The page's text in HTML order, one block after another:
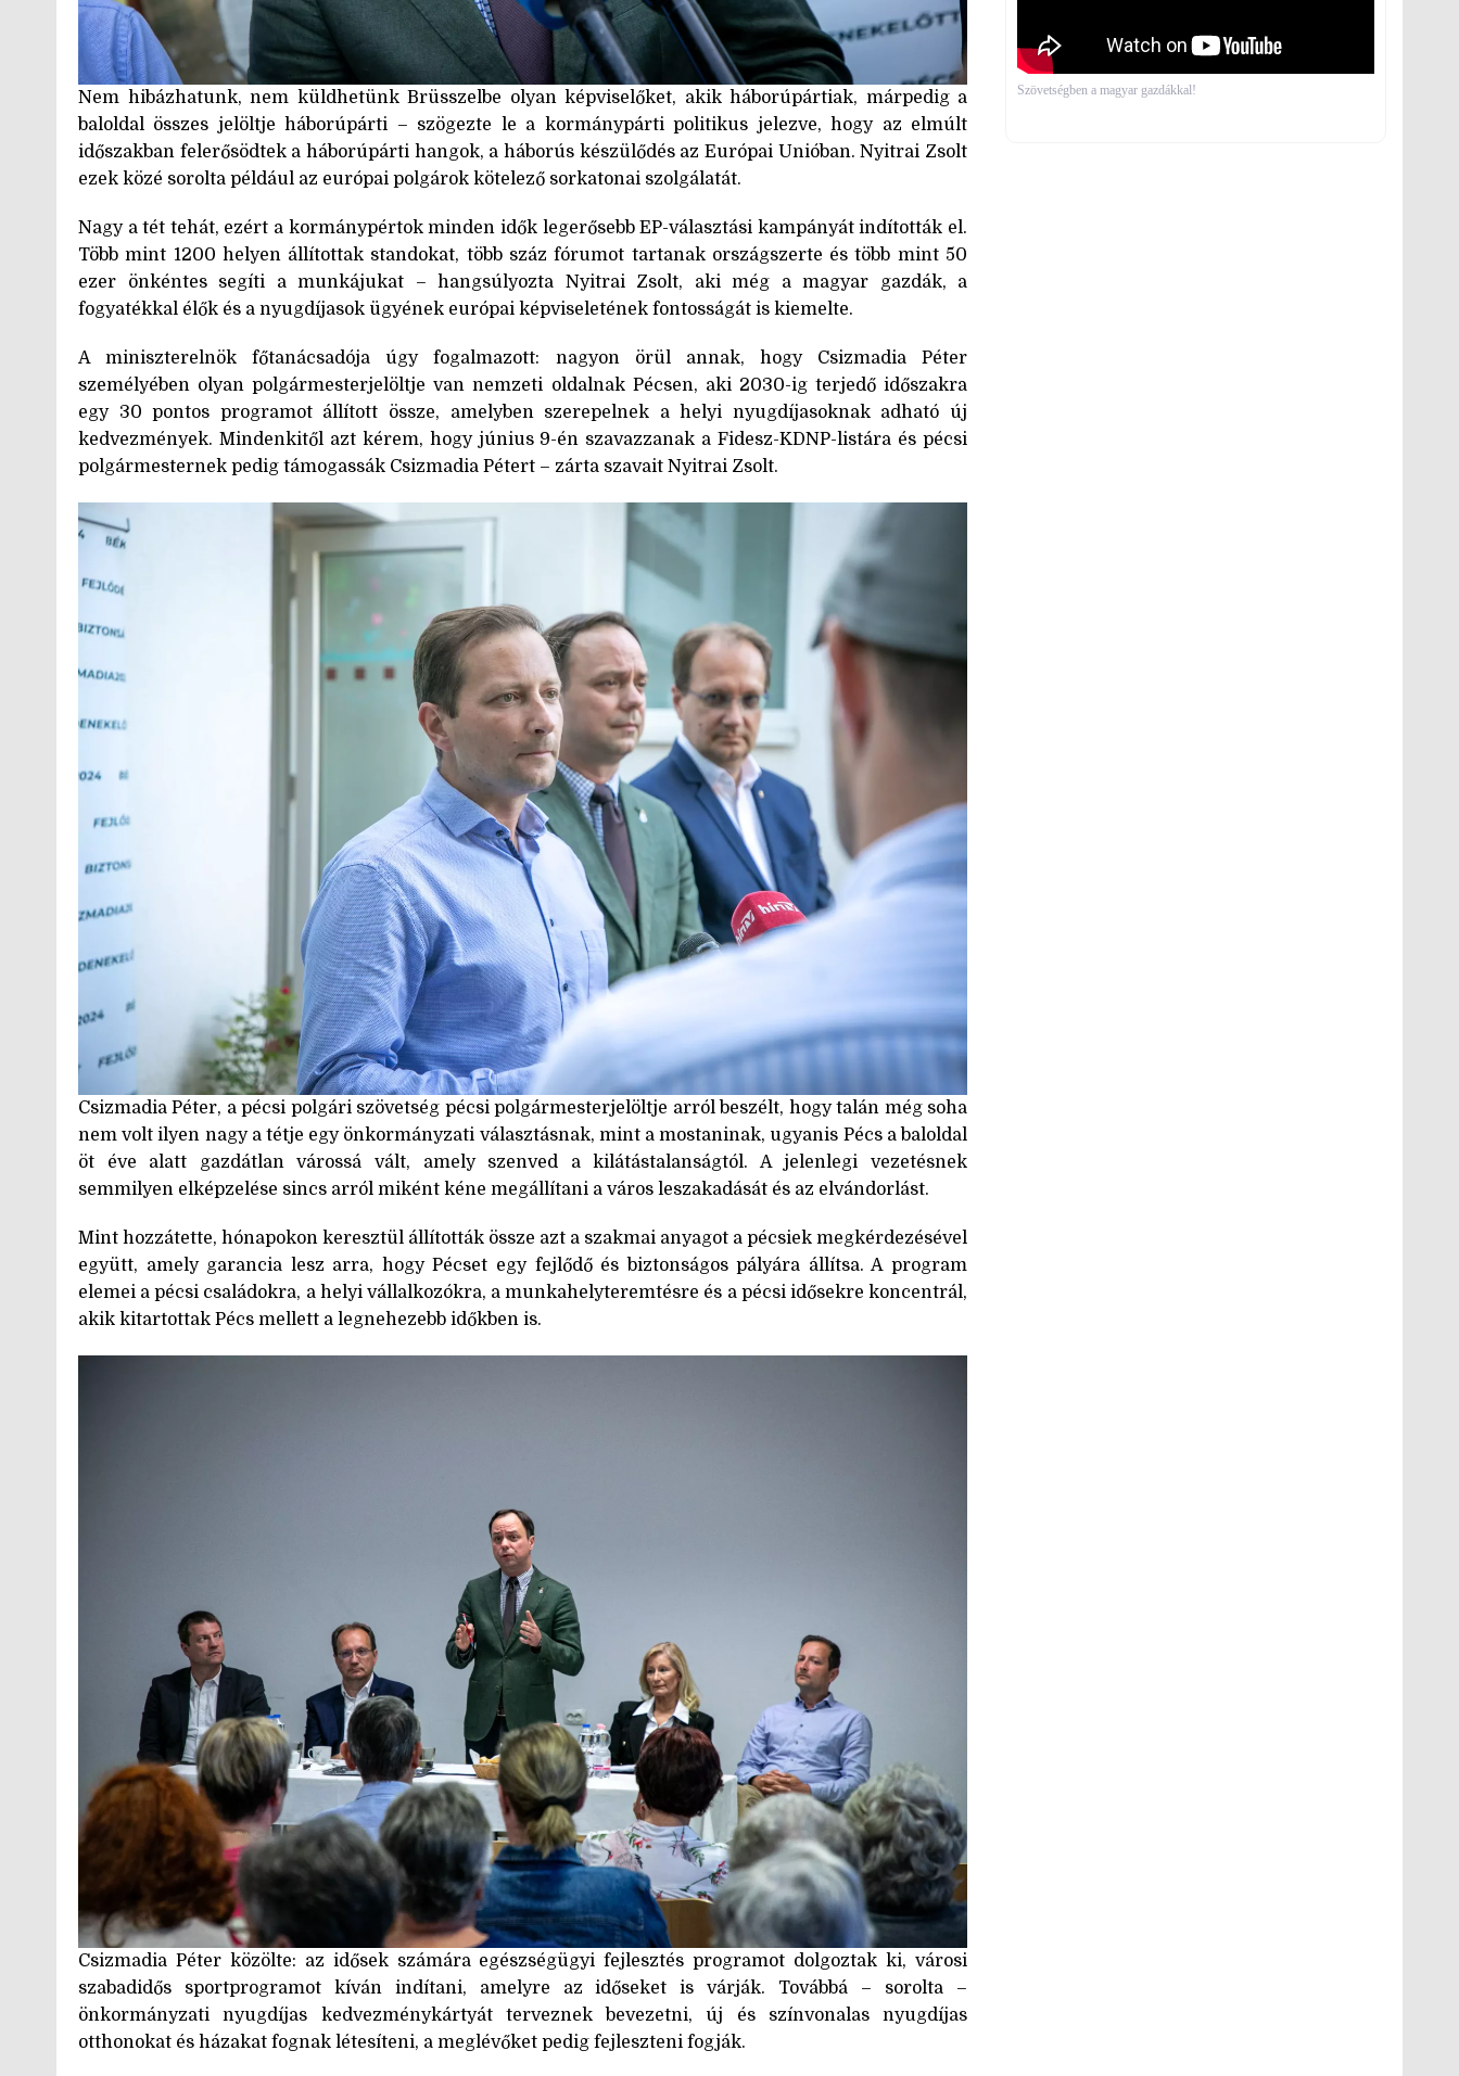
Nem hibázhatunk, nem küldhetünk Brüsszelbe olyan képviselőket, akik háborúpártiak, márpedig a
baloldal összes jelöltje háborúpárti – szögezte le a kormánypárti politikus jelezve, hogy az elmúlt
időszakban felerősödtek a háborúpárti hangok, a háborús készülődés az Európai Unióban. Nyitrai Zsolt
ezek közé sorolta például az európai polgárok kötelező sorkatonai szolgálatát.
Nagy a tét tehát, ezért a kormánypértok minden idők legerősebb EP-választási kampányát indították el.
Több mint 1200 helyen állítottak standokat, több száz fórumot tartanak országszerte és több mint 50
ezer önkéntes segíti a munkájukat – hangsúlyozta Nyitrai Zsolt, aki még a magyar gazdák, a
fogyatékkal élők és a nyugdíjasok ügyének európai képviseletének fontosságát is kiemelte.
A miniszterelnök főtanácsadója úgy fogalmazott: nagyon örül annak, hogy Csizmadia Péter
személyében olyan polgármesterjelöltje van nemzeti oldalnak Pécsen, aki 2030-ig terjedő időszakra
egy 30 pontos programot állított össze, amelyben szerepelnek a helyi nyugdíjasoknak adható új
kedvezmények. Mindenkitől azt kérem, hogy június 9-én szavazzanak a Fidesz-KDNP-listára és pécsi
polgármesternek pedig támogassák Csizmadia Pétert – zárta szavait Nyitrai Zsolt.
Csizmadia Péter, a pécsi polgári szövetség pécsi polgármesterjelöltje arról beszélt, hogy talán még soha
nem volt ilyen nagy a tétje egy önkormányzati választásnak, mint a mostaninak, ugyanis Pécs a baloldal
öt éve alatt gazdátlan várossá vált, amely szenved a kilátástalanságtól. A jelenlegi vezetésnek
semmilyen elképzelése sincs arról miként kéne megállítani a város leszakadását és az elvándorlást.
Mint hozzátette, hónapokon keresztül állították össze azt a szakmai anyagot a pécsiek megkérdezésével
együtt, amely garancia lesz arra, hogy Pécset egy fejlődő és biztonságos pályára állítsa. A program
elemei a pécsi családokra, a helyi vállalkozókra, a munkahelyteremtésre és a pécsi idősekre koncentrál,
akik kitartottak Pécs mellett a legnehezebb időkben is.
Csizmadia Péter közölte: az idősek számára egészségügyi fejlesztés programot dolgoztak ki, városi
szabadidős sportprogramot kíván indítani, amelyre az időseket is várják. Továbbá – sorolta –
önkormányzati nyugdíjas kedvezménykártyát terveznek bevezetni, új és színvonalas nyugdíjas
otthonokat és házakat fognak létesíteni, a meglévőket pedig fejleszteni fogják.
Szövetségben a magyar gazdákkal!